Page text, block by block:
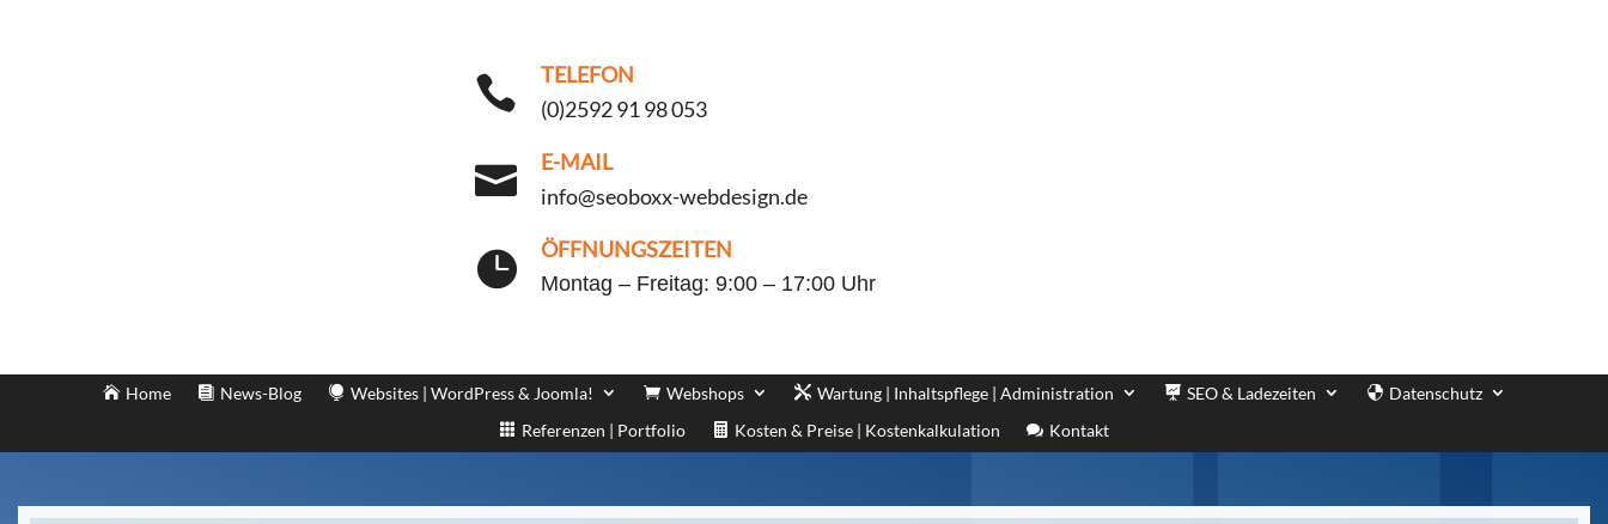

TELEFON
(0)2592 91 98 053

E-MAIL
info@seoboxx-webdesign.de
 ÖFFNUNGSZEITEN
Montag – Freitag: 9:00 – 17:00 Uhr
Home News-Blog Websites | WordPress & Joomla! Webshops Wartung | Inhaltspflege | Administration SEO & Ladezeiten
Datenschutz
Referenzen | Portfolio
Kosten & Preise | Kostenkalkulation Kontakt